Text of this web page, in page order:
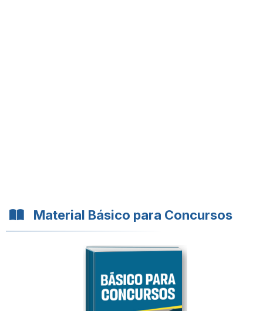
Material Básico para Concursos